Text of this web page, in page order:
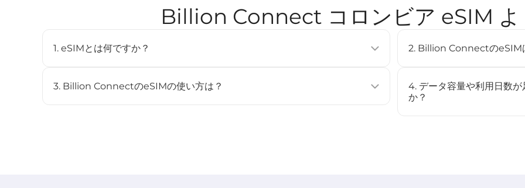
Billion Connect コロンビア eSIM よ
1. eSIMとは何ですか？
デジタルSIMです。対応デバイスに内蔵されており、複数のプロファイルを保存するこ
3. Billion ConnectのeSIMの使い方は？
2. Billion ConnectのeSIM
（例：iPhone XS以降、
[対応デバイス ]ページをご確認
4. データ容量や利用日数
か？